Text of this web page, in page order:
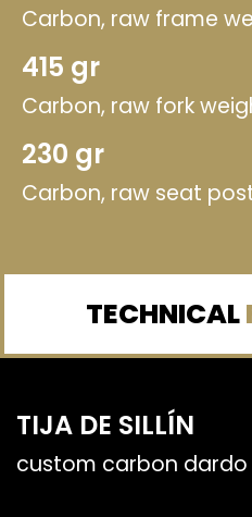
Carbon, raw frame
415 gr
Carbon, raw fork
230 gr
Carbon, raw seat
TECHNICAL
TIJA DE SILLÍN
custom carbon dardo